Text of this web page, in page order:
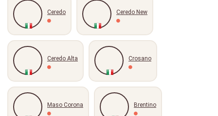
Ceredo Ceredo New
Ceredo Alta Crosano
Maso Corona Brentino